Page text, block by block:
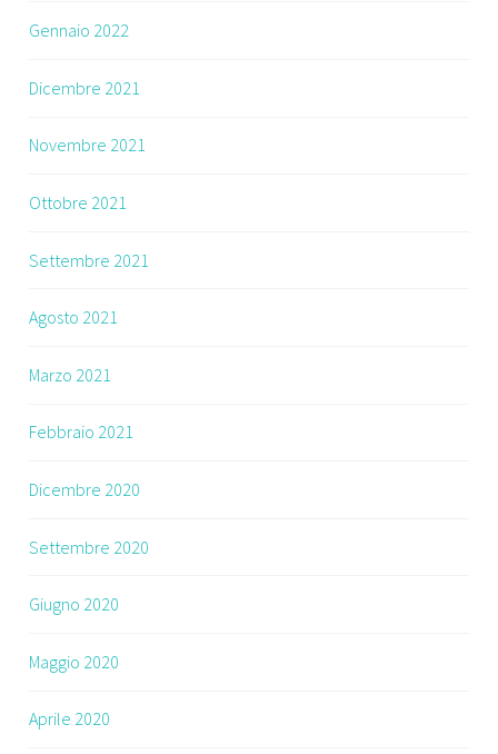
Gennaio 2022
Dicembre 2021
Novembre 2021
Ottobre 2021
Settembre 2021
Agosto 2021
Marzo 2021
Febbraio 2021
Dicembre 2020
Settembre 2020
Giugno 2020
Maggio 2020
Aprile 2020